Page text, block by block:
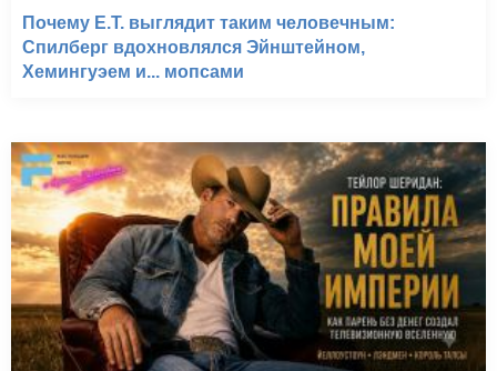
Почему E.T. выглядит таким человечным:
Спилберг вдохновлялся Эйнштейном,
Хемингуэем и... мопсами